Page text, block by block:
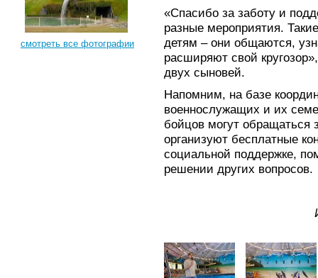
смотреть все фотографии
«Спасибо за заботу и
разные мероприятия.
детям – они общаются,
расширяют свой
двух сыновей.
Напомним, на базе
военнослужащих и их
бойцов могут обращаться
организуют бесплатные
социальной поддержке,
решении других вопросов.